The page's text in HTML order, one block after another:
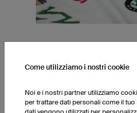
Le nostre sarte sono delle vere
possiamo garantire una rifinitura
un livello di vestibilità e qualità
Come utilizziamo i nostri cookie
Noi e i nostri partner utilizziamo
per trattare dati personali come il tuo